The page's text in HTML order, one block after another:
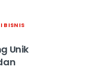
BISNIS
Unik